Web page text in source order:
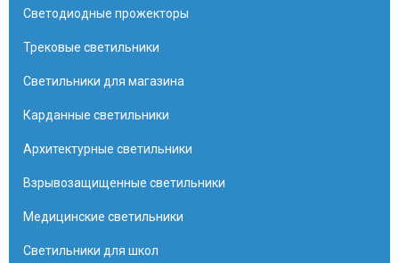
Светодиодные прожекторы
Трековые светильники
Светильники для магазина
Карданные светильники
Архитектурные светильники
Взрывозащищенные светильники
Медицинские светильники
Светильники для школ